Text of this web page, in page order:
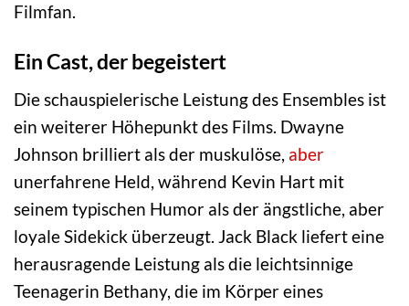
Filmfan.
Ein Cast, der begeistert
Die schauspielerische Leistung des Ensembles ist
ein weiterer Höhepunkt des Films. Dwayne
Johnson brilliert als der muskulöse, aber
unerfahrene Held, während Kevin Hart mit
seinem typischen Humor als der ängstliche, aber
loyale Sidekick überzeugt. Jack Black liefert eine
herausragende Leistung als die leichtsinnige
Teenagerin Bethany, die im Körper eines